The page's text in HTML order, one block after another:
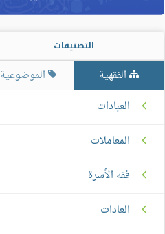
التصنيفات
الفقهية
الموضوعية
العبادات
المعاملات
فقه الأسرة
العادات